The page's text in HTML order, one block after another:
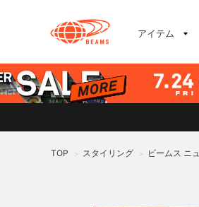
アイテム
TOP > スタイリング > ビームス ニ